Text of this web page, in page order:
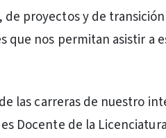
proyectos y de
que nos permitan asistir a
las carreras de nuestro
Docente de la